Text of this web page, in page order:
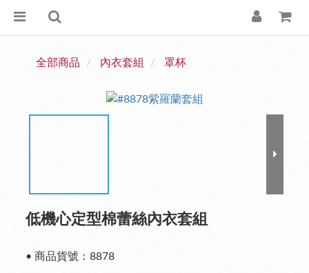
全部商品 內衣套組 罩杯
低機心定型棉蕾絲內衣套組
• 商品貨號：8878